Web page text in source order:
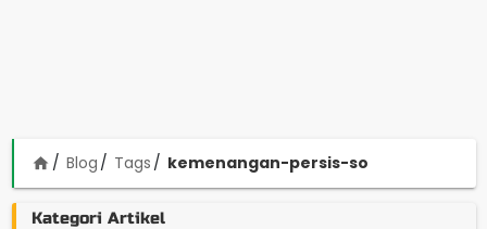
home Blog Tags kemenangan-persis-so
Kategori Artikel